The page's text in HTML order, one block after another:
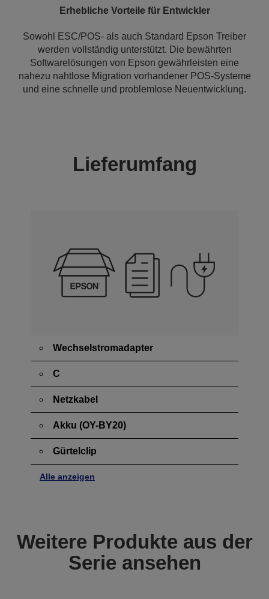
Erhebliche Vorteile für Entwickler
Sowohl ESC/POS- als auch Standard Epson Treiber
werden vollständig unterstützt. Die bewährten
Softwarelösungen von Epson gewährleisten eine
nahezu nahtlose Migration vorhandener POS-Systeme
und eine schnelle und problemlose Neuentwicklung.
Lieferumfang
Wechselstromadapter
C
Netzkabel
Akku (OY-BY20)
Gürtelclip
Alle anzeigen
Weitere Produkte aus der
Serie ansehen